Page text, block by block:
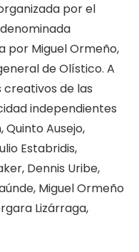
por el
por Miguel Ormeño,
de Olístico. A
creativos de las
independientes
Quinto Ausejo,
Estabridis,
Dennis Uribe,
Miguel Ormeño
Lizárraga,